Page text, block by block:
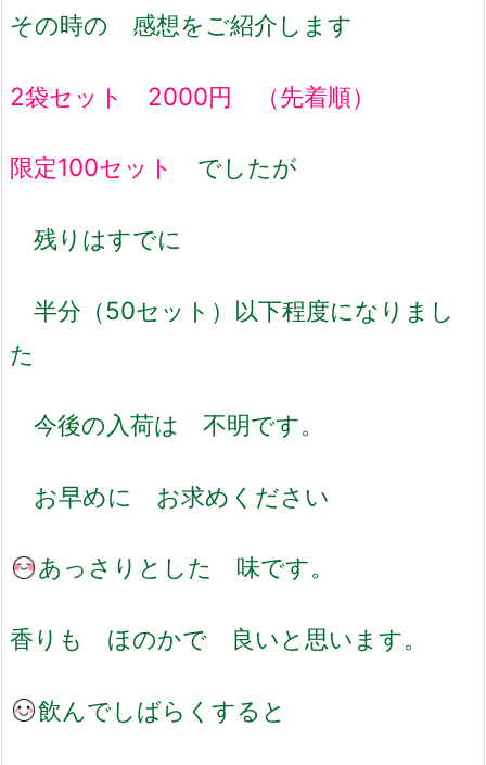
その時の 感想をご紹介します
2袋セット 2000円 （先着順）
限定100セット でしたが
残りはすでに
半分（50セット）以下程度になりまし
た
今後の入荷は 不明です。
お早めに お求めください
あっさりとした 味です。
香りも ほのかで 良いと思います。
飲んでしばらくすると